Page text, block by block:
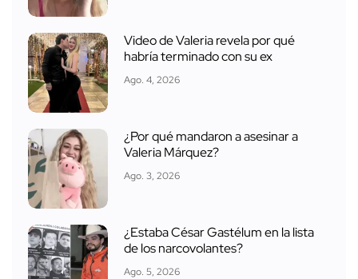
Video de Valeria revela por qué
habría terminado con su ex
Ago. 4, 2026
¿Por qué mandaron a asesinar a
Valeria Márquez?
Ago. 3, 2026
¿Estaba César Gastélum en la lista
de los narcovolantes?
Ago. 5, 2026